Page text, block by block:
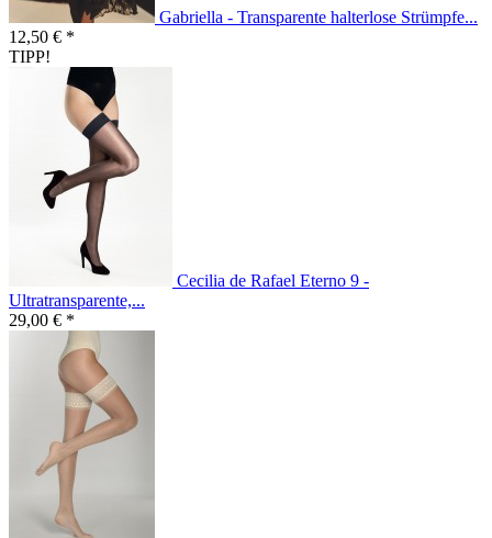
Gabriella - Transparente halterlose Strümpfe...
12,50 € *
TIPP!
Cecilia de Rafael Eterno 9 -
Ultratransparente,...
29,00 € *